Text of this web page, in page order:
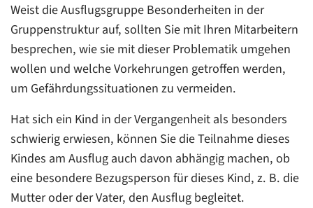
Weist die Ausflugsgruppe Besonderheiten in der
Gruppenstruktur auf, sollten Sie mit Ihren Mitarbeitern
besprechen, wie sie mit dieser Problematik umgehen
wollen und welche Vorkehrungen getroffen werden,
um Gefährdungssituationen zu vermeiden.
Hat sich ein Kind in der Vergangenheit als besonders
schwierig erwiesen, können Sie die Teilnahme dieses
Kindes am Ausflug auch davon abhängig machen, ob
eine besondere Bezugsperson für dieses Kind, z. B. die
Mutter oder der Vater, den Ausflug begleitet.